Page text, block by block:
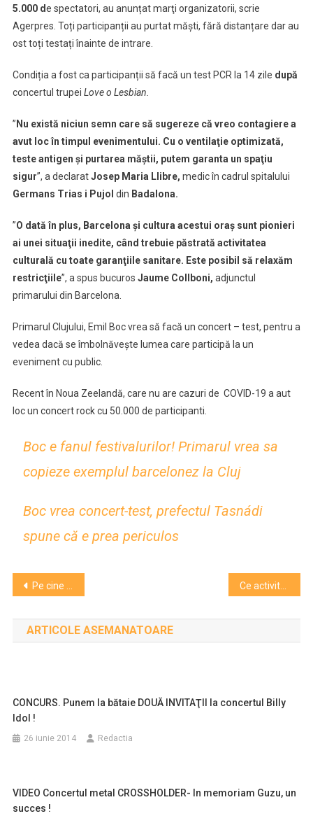
concertului-
la
5.000 de spectatori, au anunțat marţi organizatorii, scrie
Agerpres. Toți participanții au purtat măști, fără distanțare dar au
ost toți testați înainte de intrare.
Condiția a fost ca participanții să facă un test PCR la 14 zile după
concertul trupei Love o Lesbian.
” N u există niciun semn care să sugereze că vreo contagiere a
avut loc în timpul evenimentului. Cu o ventilaţie optimizată,
teste antigen şi purtarea măştii, putem garanta un spaţiu
sigur”, a declaratJosep Maria Llibre, medic în cadrul spitalului
Germans Trias i Pujol din Badalona.
”O dată în plus, Barcelona şi cultura acestui oraş sunt pionieri
ai unei situaţii inedite, când trebuie păstrată activitatea
culturală cu toate garanţiile sanitare. Este posibil să relaxăm
restricţiile”, a spus bucuros Jaume Collboni, adjunctul
primarului din Barcelona.
Primarul Clujului, Emil Boc vrea să facă un concert – test, pentru a
vedea dacă se îmbolnăvește lumea care participă la un
eveniment cu public.
Recent în Noua Zeelandă, care nu are cazuri de COVID-19 a aut
loc un concert rock cu 50.000 de participanti.
Boc e fanul festivalurilor! Primarul vrea sa
copieze exemplul barcelonez la Cluj
Boc vrea concert-test, prefectul Tasnádi
spune că e prea periculos
Navigare
în
articole
Pe cine și cum e întabulată Casa Matei. Precizările UAD referitoare la stadiul restaurărilor Ce activități online pregătește Teatrul „Puck” celor mici
ARTICOLE ASEMANATOARE
CONCURS. Punem la bătaie DOUĂ INVITAŢII la concertul Billy
Idol !
26 iunie 2014 Redactia
VIDEO Concertul metal CROSSHOLDER- In memoriam Guzu, un
succes !